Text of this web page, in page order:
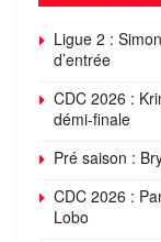
Ligue 2 :
d’entrée
CDC 2026 :
démi-finale
Pré saison :
CDC 2026 :
Lobo